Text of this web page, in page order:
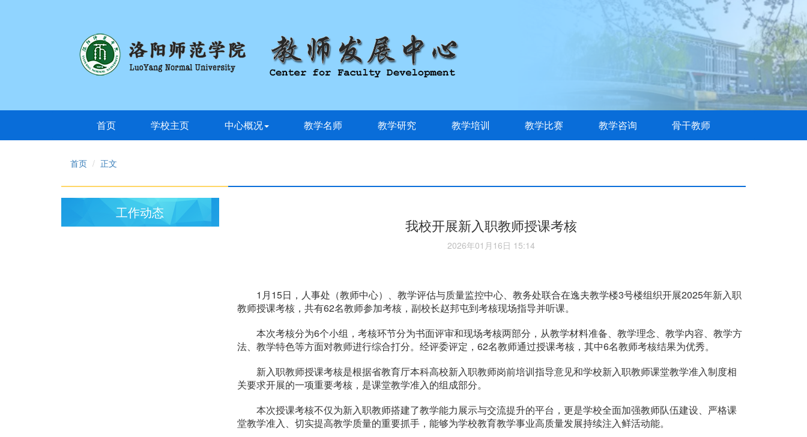
首页 学校主页 中心概况 教学名师 教学研究 教学培训 教学比赛 教学咨询 骨干教师
首页 正文
工作动态
我校开展新入职教师授课考核
2026年01月16日 15:14
1月15日，人事处（教师中心）、教学评估与质量监控中心、教务处联合在逸夫教学楼3号楼组织开展2025年新入职
教师授课考核，共有62名教师参加考核，副校长赵邦屯到考核现场指导并听课。
本次考核分为6个小组，考核环节分为书面评审和现场考核两部分，从教学材料准备、教学理念、教学内容、教学方
法、教学特色等方面对教师进行综合打分。经评委评定，62名教师通过授课考核，其中6名教师考核结果为优秀。
新入职教师授课考核是根据省教育厅本科高校新入职教师岗前培训指导意见和学校新入职教师课堂教学准入制度相
关要求开展的一项重要考核，是课堂教学准入的组成部分。
本次授课考核不仅为新入职教师搭建了教学能力展示与交流提升的平台，更是学校全面加强教师队伍建设、严格课
堂教学准入、切实提高教学质量的重要抓手，能够为学校教育教学事业高质量发展持续注入鲜活动能。